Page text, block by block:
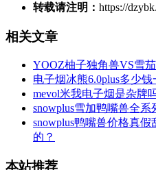
转载请注明： https://
相关文章
YOOZ柚子独角兽VS雪
电子烟冰熊6.0plus多少钱
mevol米我电子烟是杂牌
snowplus雪加鸭嘴兽全系
snowplus鸭嘴兽价格真
的？
本站推荐